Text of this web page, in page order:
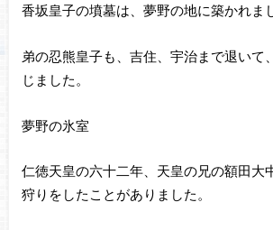
香坂皇子の墳墓は、夢野の地に築かれま
弟の忍熊皇子も、吉住、宇治まで退いて
じました。
夢野の氷室
仁徳天皇の六十二年、天皇の兄の額田大
狩りをしたことがありました。